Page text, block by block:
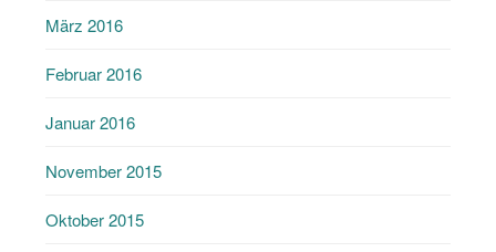
März 2016
Februar 2016
Januar 2016
November 2015
Oktober 2015